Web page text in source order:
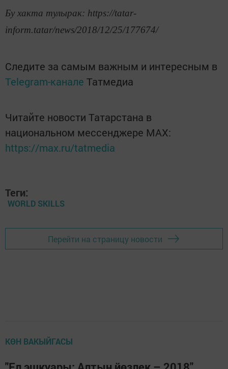
Бу хакта тулырак: https://tatar-
inform.tatar/news/2018/12/25/177674/
Следите за самым важным и интересным в
Telegram-канале Татмедиа
Читайте новости Татарстана в
национальном мессенджере MАХ:
https://max.ru/tatmedia
Теги:
WORLD SKILLS
Перейти на страницу новости
КӨН ВАКЫЙГАСЫ